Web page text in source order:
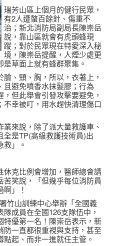
瑞芳山區上個月的健行民眾，
有2人遭螫百餘針、傷重不
治；新北消防局副局長陳崇岳
說，靠山區就會有虎頭蜂現
蹤；對於民眾現在特愛深入秘
境，陳崇岳提醒，人煙少處更
草面上就有蜂群聚集。
、頸、胸，所以，衣著上，
避免噴香水抹髮膠；行為
但此舉會引發攻擊要避免，
幸被叮，用水趕快清理傷口
來說，除了派大量救護車、
是TP(高級救護技術員)出
」。
克比例會增加，醫師總會請
笑說，「但幾乎每位消防員
」！
竹山訓練中心舉辦「全國義
成員在全國126支隊伍中，
優第一名！陳崇岳表示，新
一直都很重視與支持，甚至
起、而非一進就任主管。